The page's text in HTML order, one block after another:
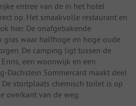
entree van de in het hotel
op. Het smaakvolle restaurant en
hier. De onafgebakende
waar halfhoge en hoge oude
De camping ligt tussen de
een woonwijk en een
Dachstein Sommercard maakt deel
stortplaats chemisch toilet is op
overkant van de weg.